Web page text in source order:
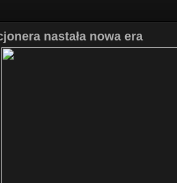
nastała nowa era